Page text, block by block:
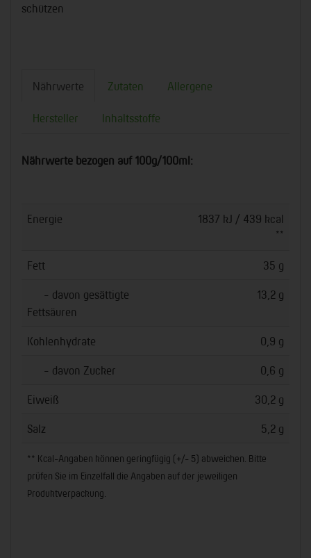
schützen
Nährwerte Zutaten Allergene
Hersteller Inhaltsstoffe
Nährwerte bezogen auf 100g/100ml:
Energie 1837 kJ / 439 kcal
**
Fett 35 g
- davon gesättigte
Fettsäuren
13,2 g
Kohlenhydrate 0,9 g
- davon Zucker 0,6 g
Eiweiß 30,2 g
Salz 5,2 g
** Kcal-Angaben können geringfügig (+/- 5) abweichen. Bitte
prüfen Sie im Einzelfall die Angaben auf der jeweiligen
Produktverpackung.